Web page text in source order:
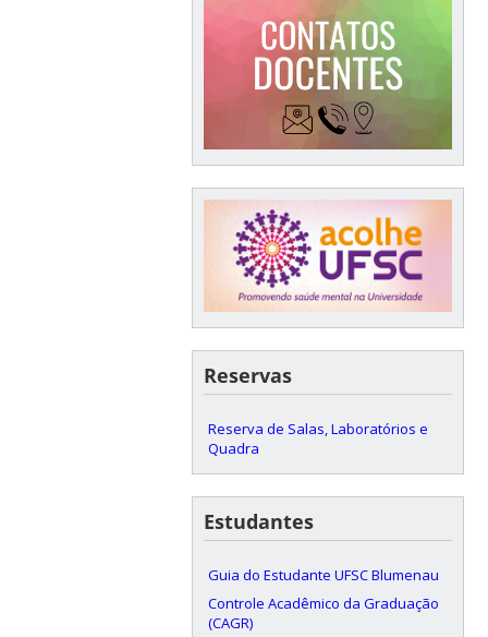
Reservas
Reserva de Salas, Laboratórios e
Quadra
Estudantes
Guia do Estudante UFSC Blumenau
Controle Acadêmico da Graduação
(CAGR)